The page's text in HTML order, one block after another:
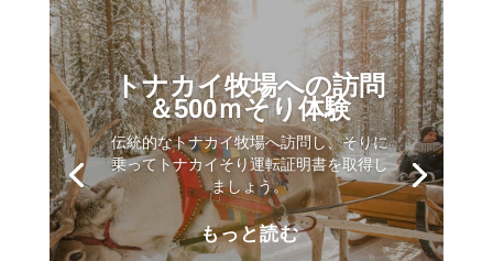
トナカイ牧場への訪問
＆500ｍそり体験
伝統的なトナカイ牧場へ訪問し、そりに
乗ってトナカイそり運転証明書を取得し
ましょう。
もっと読む